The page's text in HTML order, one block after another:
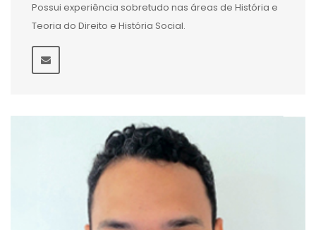
Possui experiência sobretudo nas áreas de História e
Teoria do Direito e História Social.